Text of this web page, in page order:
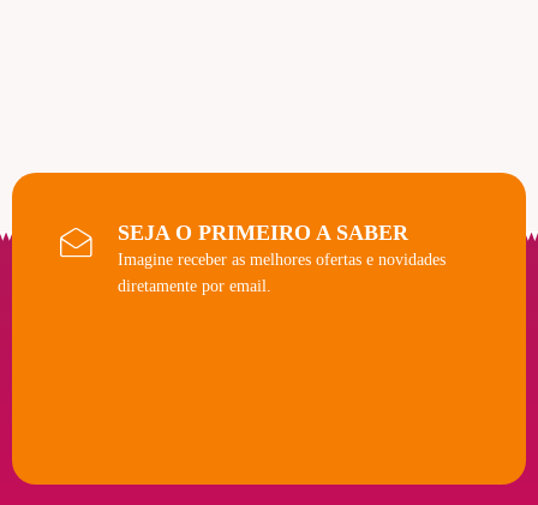
SEJA O PRIMEIRO A SABER
Imagine receber as melhores ofertas e novidades
diretamente por email.